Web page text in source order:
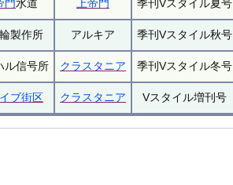
門水道 上帝門 季刊Vスタイル夏号
製作所 アルキア 季刊Vスタイル秋号
ル信号所 クラスタニア 季刊Vスタイル冬号
ブ街区 クラスタニア Vスタイル増刊号